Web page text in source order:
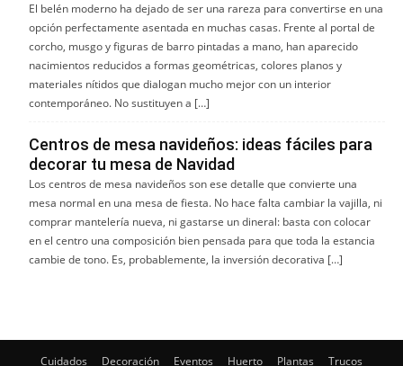
El belén moderno ha dejado de ser una rareza para convertirse en una
opción perfectamente asentada en muchas casas. Frente al portal de
corcho, musgo y figuras de barro pintadas a mano, han aparecido
nacimientos reducidos a formas geométricas, colores planos y
materiales nítidos que dialogan mucho mejor con un interior
contemporáneo. No sustituyen a […]
Centros de mesa navideños: ideas fáciles para
decorar tu mesa de Navidad
Los centros de mesa navideños son ese detalle que convierte una
mesa normal en una mesa de fiesta. No hace falta cambiar la vajilla, ni
comprar mantelería nueva, ni gastarse un dineral: basta con colocar
en el centro una composición bien pensada para que toda la estancia
cambie de tono. Es, probablemente, la inversión decorativa […]
Cuidados Decoración Eventos Huerto Plantas Trucos